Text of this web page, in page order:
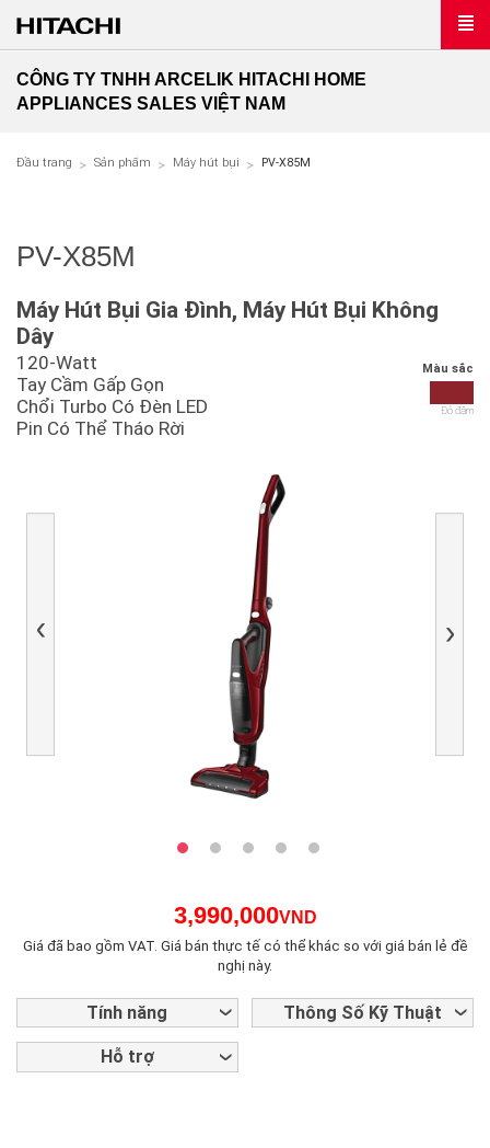
CÔNG TY TNHH ARCELIK HITACHI HOME
APPLIANCES SALES VIỆT NAM
Đầu trang Sản phẩm Máy hút bụi PV-X85M
PV-X85M
Máy Hút Bụi Gia Đình, Máy Hút Bụi Không
Dây
120-Watt
Tay Cầm Gấp Gọn
Chổi Turbo Có Đèn LED
Pin Có Thể Tháo Rời
Màu sắc
Đỏ đậm
Previous Next
3,990,000VND
Giá đã bao gồm VAT. Giá bán thực tế có thể khác so với giá bán lẻ đề
nghị này.
Tính năng Thông Số Kỹ Thuật
Hỗ trợ